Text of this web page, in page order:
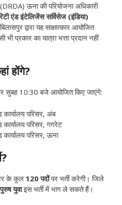
ऊना की परियोजना अधिकारी
एंड इंटेलिजेंस सर्विसेज (इंडिया)
द्वारा यह साक्षात्कार आयोजित
भी प्रकार का यात्रा भत्ता प्रदान नहीं
होंगे?
सुबह 10:30 बजे आयोजित किए जाएंगे:
परिसर, अंब
परिसर, गगरेट
परिसर, ऊना
के कुल 120 पदोंपर भर्ती करेगी। जिले
पुरुष युवाइस भर्ती में भाग ले सकते हैं।